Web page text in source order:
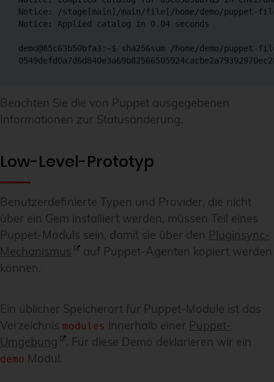
Notice: /stage[main]/main/file[/home/demo/puppet-file-
Notice: Applied catalog in 0.04 seconds
demo@85c63b50bfa3:~$ sha256sum /home/demo/
Beachten Sie die von Puppet ausgegebenen
Informationen zur Statusänderung.
Low-Level-Prototyp
Benutzerdefinierte Typen und Provider, die nicht
über ein Gem installiert werden, müssen Teil eines
Puppet-Moduls sein, damit sie über den Pluginsync-
Mechanismus
auf Puppet-Agenten kopiert werden
können.
Ein üblicher Speicherort für Puppet-Module ist das
Verzeichnis modules innerhalb einer Puppet-
Umgebung
. Für diese Demo deklarieren wir ein
demo Modul.